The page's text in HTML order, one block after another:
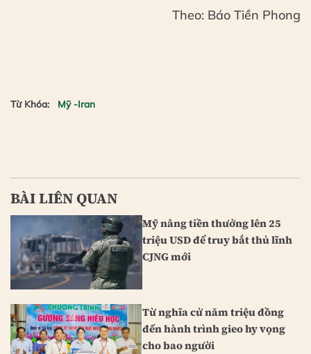
Theo: Báo Tiền Phong
Từ Khóa: Mỹ -Iran
BÀI LIÊN QUAN
Mỹ nâng tiền thưởng lên 25
triệu USD để truy bắt thủ lĩnh
CJNG mới
Từ nghĩa cử năm triệu đồng
đến hành trình gieo hy vọng
cho bao người